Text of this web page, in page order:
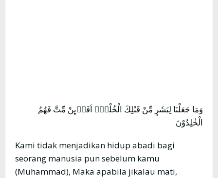
وَمَا جَعَلْنَا لِبَشَرٍ مِّنْ قَبْلِكَ الْخُلْدَۗ اَفَا۟ىِٕنْ مِّتَّ فَهُمُ
الْخٰلِدُوْنَ
Kami tidak menjadikan hidup abadi bagi
seorang manusia pun sebelum kamu
(Muhammad), Maka apabila jikalau mati,